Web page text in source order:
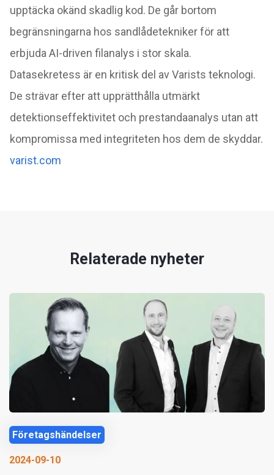
upptäcka okänd skadlig kod. De går bortom
begränsningarna hos sandlådetekniker för att
erbjuda AI-driven filanalys i stor skala.
Datasekretess är en kritisk del av Varists teknologi.
De strävar efter att upprätthålla utmärkt
detektionseffektivitet och prestandaanalys utan att
kompromissa med integriteten hos dem de skyddar.
varist.com
Relaterade nyheter
Företagshändelser
2024-09-10